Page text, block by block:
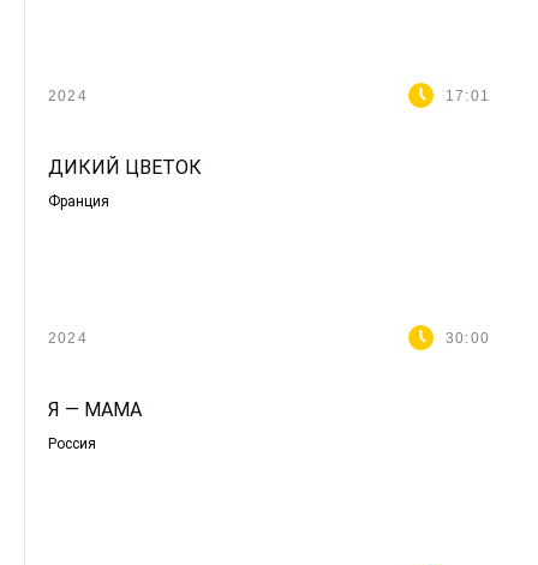
2024 17:01
ДИКИЙ ЦВЕТОК
Франция
2024 30:00
Я — МАМА
Россия